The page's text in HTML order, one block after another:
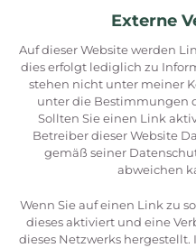
Externe
Auf dieser Website werden
dies erfolgt lediglich zu
stehen nicht unter meiner
unter die Bestimmungen
Sollten Sie einen Link
Betreiber dieser Website
gemäß seiner
abweichen
Wenn Sie auf einen Link zu
dieses aktiviert und eine
dieses Netzwerks